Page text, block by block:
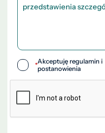
*Akceptuję regulamin i
postanowienia